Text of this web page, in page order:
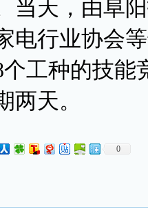
当天，由阜
电行业协会
工种的技
两天。
0